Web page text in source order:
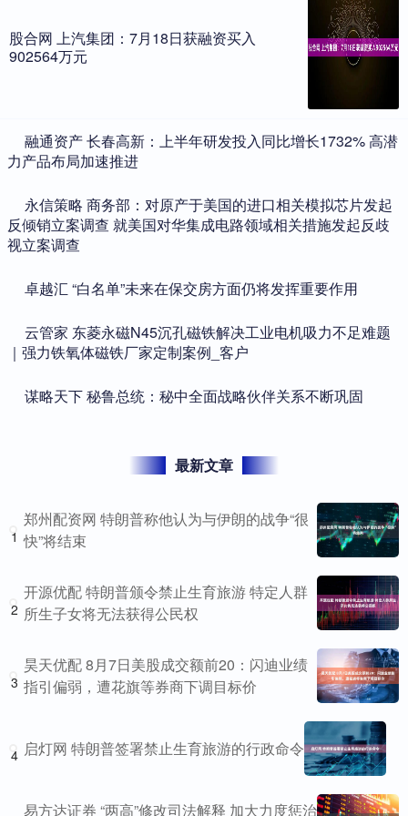
股合网 上汽集团：7月18日获融资买入
902564万元
​融通资产 长春高新：上半年研发投入同比增长1732% 高潜
力产品布局加速推进
​永信策略 商务部：对原产于美国的进口相关模拟芯片发起
反倾销立案调查 就美国对华集成电路领域相关措施发起反歧
视立案调查
​卓越汇 “白名单”未来在保交房方面仍将发挥重要作用
​云管家 东菱永磁N45沉孔磁铁解决工业电机吸力不足难题
｜强力铁氧体磁铁厂家定制案例_客户
​谋略天下 秘鲁总统：秘中全面战略伙伴关系不断巩固
最新文章
1
郑州配资网 特朗普称他认为与伊朗的战争“很
快”将结束
2
开源优配 特朗普颁令禁止生育旅游 特定人群
所生子女将无法获得公民权
3
昊天优配 8月7日美股成交额前20：闪迪业绩
指引偏弱，遭花旗等券商下调目标价
4 启灯网 特朗普签署禁止生育旅游的行政命令
易方达证券 “两高”修改司法解释 加大力度惩治